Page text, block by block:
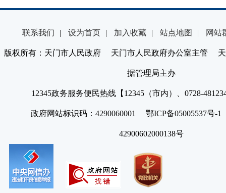
联系我们 | 设为首页 | 加入收藏 | 站点地图 | 网站
版权所有：天门市人民政府 天门市人民政府办公室主管 天
据管理局主办
12345政务服务便民热线【12345（市内）、0728-
政府网站标识码：4290060001 鄂ICP备05005537号
42900602000138号